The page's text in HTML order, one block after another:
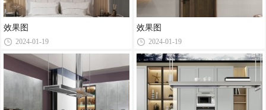
效果图
2024-01-19
效果图
2024-01-19